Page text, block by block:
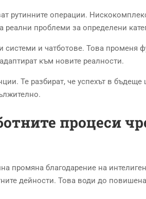
рутинните операции.
реални проблеми за определени
системи и чатботове. Това променя
към новите реалности.
Те разбират, че успехът в
процеси
промяна благодарение на
дейности. Това води до